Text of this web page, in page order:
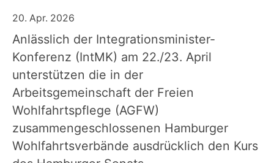
20. Apr. 2026
Anlässlich der Integrationsminister-
Konferenz (IntMK) am 22./23. April
unterstützen die in der
Arbeitsgemeinschaft der Freien
Wohlfahrtspflege (AGFW)
zusammengeschlossenen Hamburger
Wohlfahrtsverbände ausdrücklich den Kurs